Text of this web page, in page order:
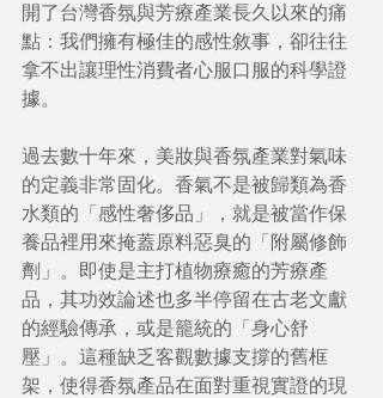
開了台灣香氛與芳療產業長久以來的痛
點：我們擁有極佳的感性敘事，卻往往
拿不出讓理性消費者心服口服的科學證
據。
過去數十年來，美妝與香氛產業對氣味
的定義非常固化。香氣不是被歸類為香
水類的「感性奢侈品」，就是被當作保
養品裡用來掩蓋原料惡臭的「附屬修飾
劑」。即使是主打植物療癒的芳療產
品，其功效論述也多半停留在古老文獻
的經驗傳承，或是籠統的「身心舒
壓」。這種缺乏客觀數據支撐的舊框
架，使得香氛產品在面對重視實證的現